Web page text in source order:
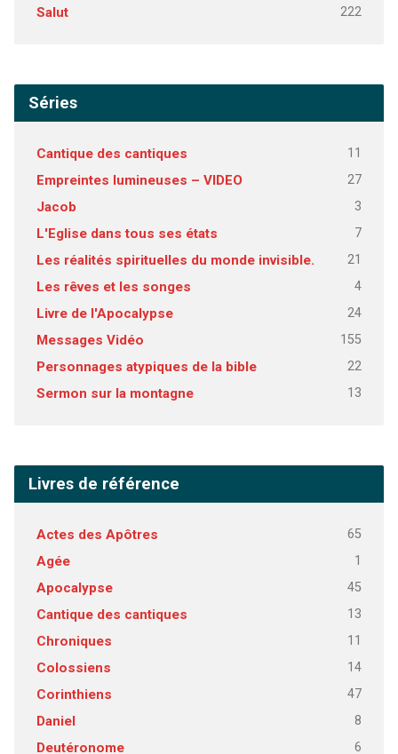
Salut 222
Séries
Cantique des cantiques 11
Empreintes lumineuses – VIDEO 27
Jacob 3
L'Eglise dans tous ses états 7
Les réalités spirituelles du monde invisible. 21
Les rêves et les songes 4
Livre de l'Apocalypse 24
Messages Vidéo 155
Personnages atypiques de la bible 22
Sermon sur la montagne 13
Livres de référence
Actes des Apôtres 65
Agée 1
Apocalypse 45
Cantique des cantiques 13
Chroniques 11
Colossiens 14
Corinthiens 47
Daniel 8
Deutéronome 6